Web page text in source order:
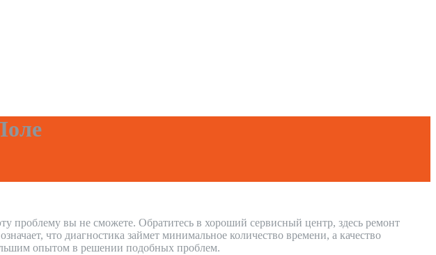
проблему вы не сможете. Обратитесь в хороший сервисный центр, здесь ремонт
что диагностика займет минимальное количество времени, а качество
опытом в решении подобных проблем.